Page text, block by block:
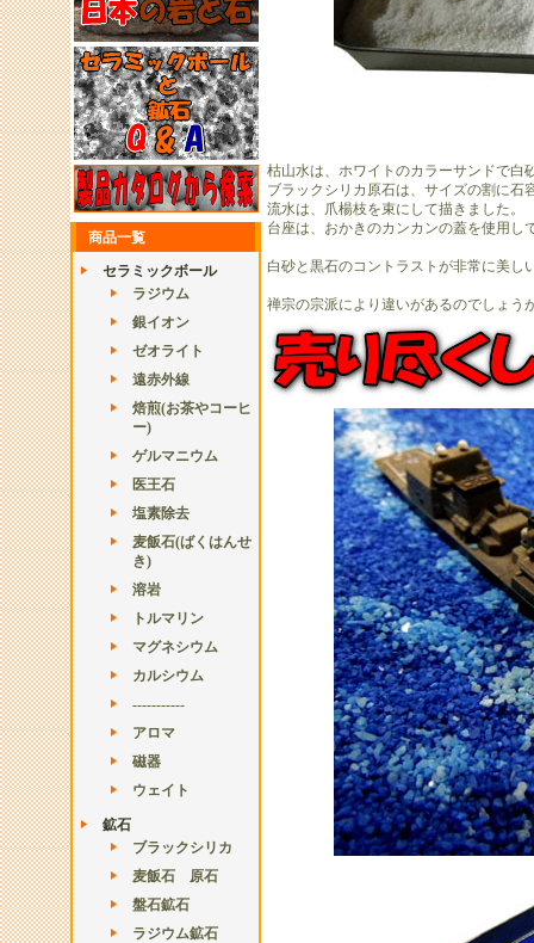
商品一覧
セラミックボール
ラジウム
銀イオン
ゼオライト
遠赤外線
焙煎(お茶やコーヒ
ー)
ゲルマニウム
医王石
塩素除去
麦飯石(ばくはんせ
き)
溶岩
トルマリン
マグネシウム
カルシウム
-----------
アロマ
磁器
ウェイト
鉱石
ブラックシリカ
麦飯石 原石
盤石鉱石
ラジウム鉱石
枯山水は、ホワイトのカラーサンドで白
ブラックシリカ原石は、サイズの割に石
流水は、爪楊枝を束にして描きました。
台座は、おかきのカンカンの蓋を使用し
白砂と黒石のコントラストが非常に美し
禅宗の宗派により違いがあるのでしょう